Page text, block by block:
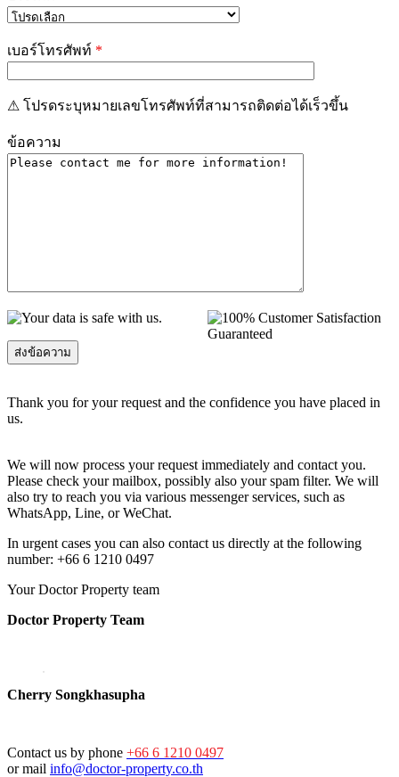
เบอร์โทรศัพท์ *
⚠ โปรดระบุหมายเลขโทรศัพท์ที่สามารถติดต่อได้เร็วขึ้น
ข้อความ
Thank you for your request and the confidence you have placed in
us.
We will now process your request immediately and contact you.
Please check your mailbox, possibly also your spam filter. We will
also try to reach you via various messenger services, such as
WhatsApp, Line, or WeChat.
In urgent cases you can also contact us directly at the following
number: +66 6 1210 0497
Your Doctor Property team
Doctor Property Team
Cherry Songkhasupha
Contact us by phone +66 6 1210 0497
or mail info@doctor-property.co.th